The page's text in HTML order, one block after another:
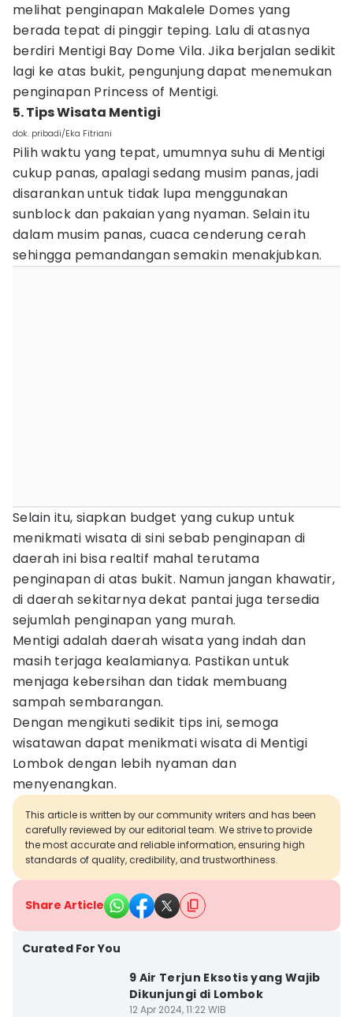
melihat penginapan Makalele Domes yang
berada tepat di pinggir teping. Lalu di atasnya
berdiri Mentigi Bay Dome Vila. Jika berjalan sedikit
lagi ke atas bukit, pengunjung dapat menemukan
penginapan Princess of Mentigi.
5. Tips Wisata Mentigi
dok. pribadi/Eka Fitriani
Pilih waktu yang tepat, umumnya suhu di Mentigi
cukup panas, apalagi sedang musim panas, jadi
disarankan untuk tidak lupa menggunakan
sunblock dan pakaian yang nyaman. Selain itu
dalam musim panas, cuaca cenderung cerah
sehingga pemandangan semakin menakjubkan.
Selain itu, siapkan budget yang cukup untuk
menikmati wisata di sini sebab penginapan di
daerah ini bisa realtif mahal terutama
penginapan di atas bukit. Namun jangan khawatir,
di daerah sekitarnya dekat pantai juga tersedia
sejumlah penginapan yang murah.
Mentigi adalah daerah wisata yang indah dan
masih terjaga kealamianya. Pastikan untuk
menjaga kebersihan dan tidak membuang
sampah sembarangan.
Dengan mengikuti sedikit tips ini, semoga
wisatawan dapat menikmati wisata di Mentigi
Lombok dengan lebih nyaman dan
menyenangkan.
This article is written by our community writers and has been
carefully reviewed by our editorial team. We strive to provide
the most accurate and reliable information, ensuring high
standards of quality, credibility, and trustworthiness.
Share Article
Curated For You
9 Air Terjun Eksotis yang Wajib
Dikunjungi di Lombok
12 Apr 2024, 11:22 WIB